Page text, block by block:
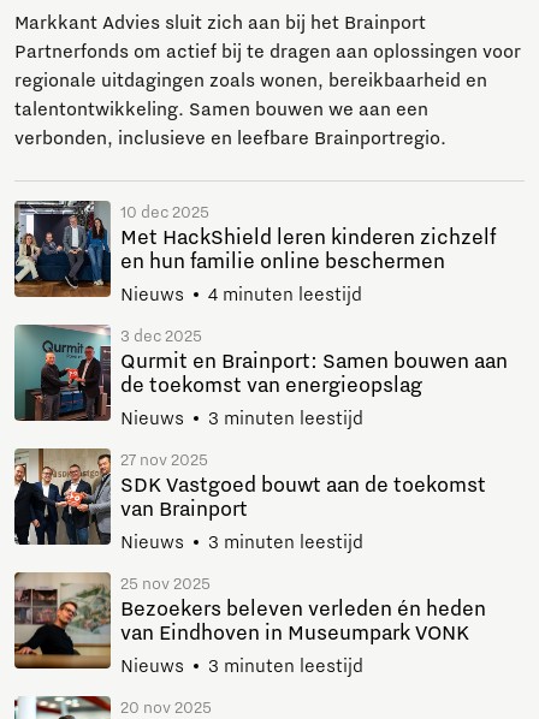
Markkant Advies sluit zich aan bij het Brainport
Partnerfonds om actief bij te dragen aan oplossingen voor
regionale uitdagingen zoals wonen, bereikbaarheid en
talentontwikkeling. Samen bouwen we aan een
verbonden, inclusieve en leefbare Brainportregio.
10 dec 2025
Met HackShield leren kinderen zichzelf
en hun familie online beschermen
Nieuws 4 minuten leestijd
3 dec 2025
Qurmit en Brainport: Samen bouwen aan
de toekomst van energieopslag
Nieuws 3 minuten leestijd
27 nov 2025
SDK Vastgoed bouwt aan de toekomst
van Brainport
Nieuws 3 minuten leestijd
25 nov 2025
Bezoekers beleven verleden én heden
van Eindhoven in Museumpark VONK
Nieuws 3 minuten leestijd
20 nov 2025